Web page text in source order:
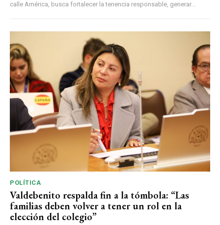
calle América, busca fortalecer la tenencia responsable, generar...
POLÍTICA
Valdebenito respalda fin a la tómbola: “Las
familias deben volver a tener un rol en la
elección del colegio”